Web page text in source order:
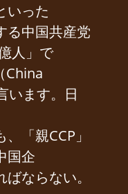
いった
る中国共産党
人」で
China
います。日
「親CCP」
国企
ならない。